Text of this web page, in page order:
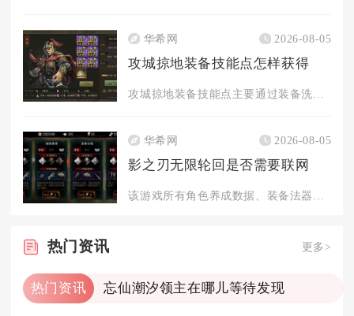
华希网 2026-08-05
攻城掠地装备技能点怎样获得
华希网 2026-08-05
影之刃无限轮回是否需要联网
热门 资讯 更多>
热门资讯 忘仙潮汐领主在哪儿等待发现